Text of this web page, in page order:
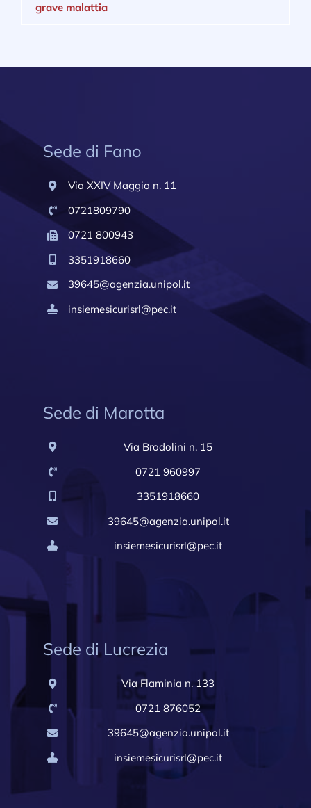
grave malattia
Sede di Fano
Via XXIV Maggio n. 11
0721809790
0721 800943
3351918660
39645@agenzia.unipol.it
insiemesicurisrl@pec.it
Sede di Marotta
Via Brodolini n. 15
0721 960997
3351918660
39645@agenzia.unipol.it
insiemesicurisrl@pec.it
Sede di Lucrezia
Via Flaminia n. 133
0721 876052
39645@agenzia.unipol.it
insiemesicurisrl@pec.it